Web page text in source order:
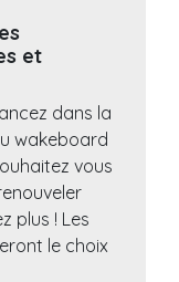
et
dans la
wakeboard
vous
plus ! Les
le choix